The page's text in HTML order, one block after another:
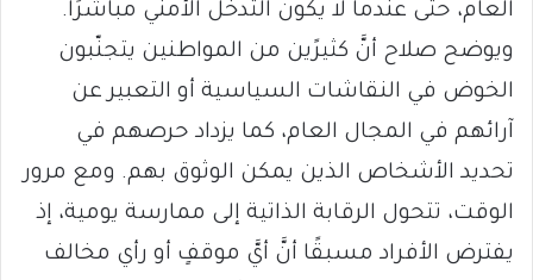
العام، حتى عندما لا يكون التدخُّل الأمني مباشرًا.
ويوضح صلاح أنَّ كثيرًين من المواطنين يتجنّبون
الخوض في النقاشات السياسية أو التعبير عن
آرائهم في المجال العام، كما يزداد حرصهم في
تحديد الأشخاص الذين يمكن الوثوق بهم. ومع مرور
الوقت، تتحول الرقابة الذاتية إلى ممارسة يومية، إذ
يفترض الأفراد مسبقًا أنَّ أيَّ موقفٍ أو رأي مخالف